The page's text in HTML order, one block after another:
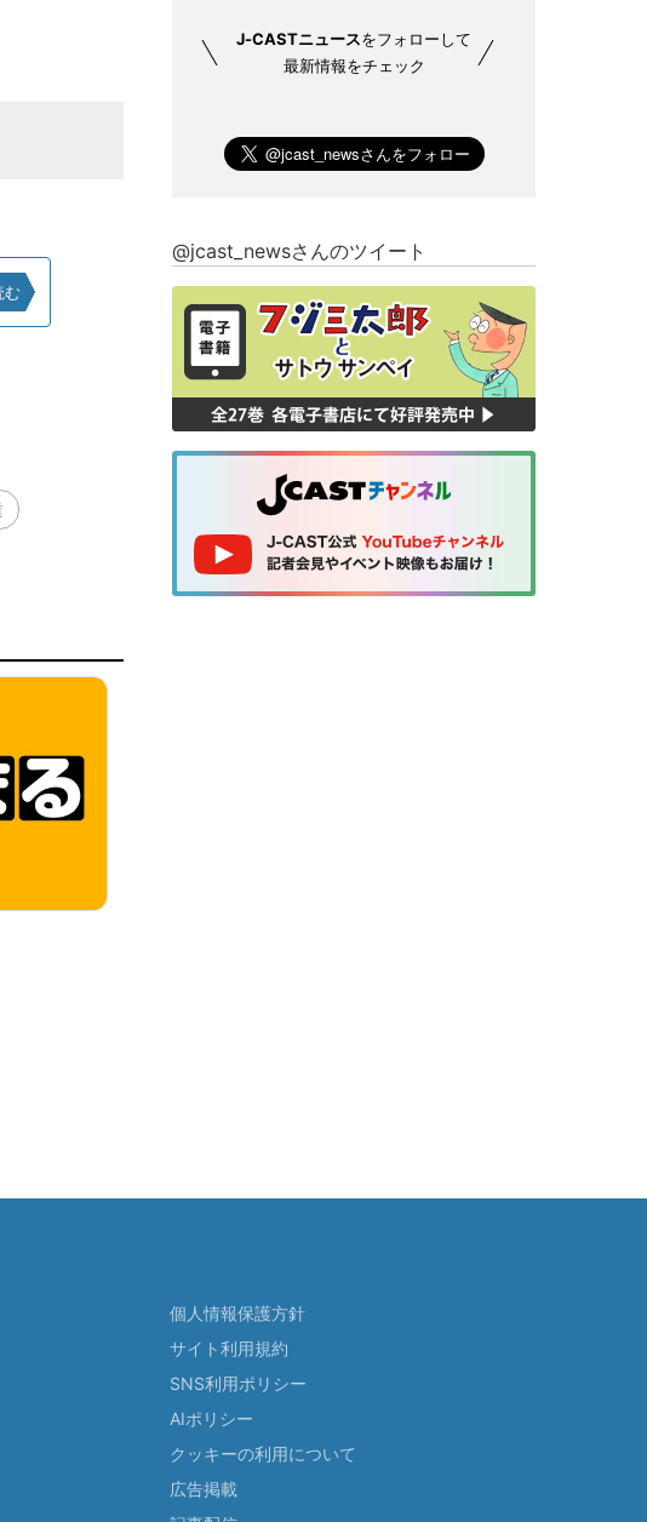
む
J-CASTニュースをフォローして
最新情報をチェック
@jcast_newsさんのツイート
個人情報保護方針
サイト利用規約
SNS利用ポリシー
AIポリシー
クッキーの利用について
広告掲載